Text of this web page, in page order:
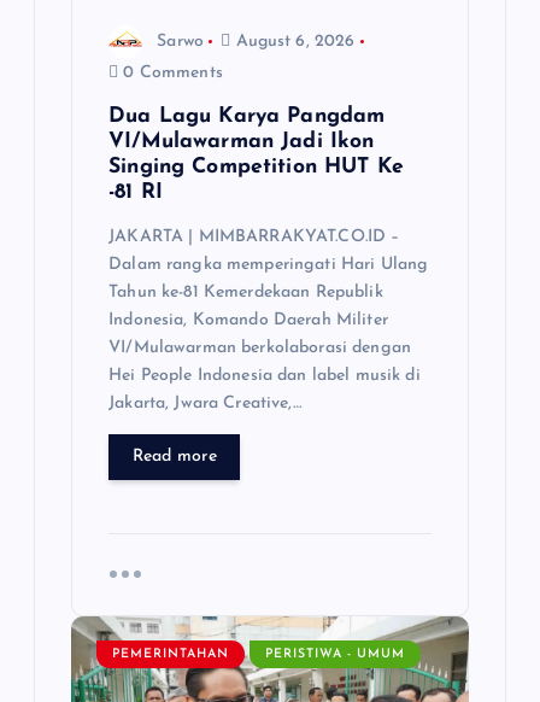
Sarwo
August 6, 2026
0 Comments
Dua Lagu Karya Pangdam
VI/Mulawarman Jadi Ikon
Singing Competition HUT Ke
-81 RI
JAKARTA | MIMBARRAKYAT.CO.ID –
Dalam rangka memperingati Hari Ulang
Tahun ke-81 Kemerdekaan Republik
Indonesia, Komando Daerah Militer
VI/Mulawarman berkolaborasi dengan
Hei People Indonesia dan label musik di
Jakarta, Jwara Creative,…
Read more
PEMERINTAHAN PERISTIWA - UMUM